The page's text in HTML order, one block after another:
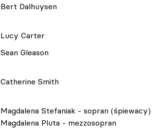
Bert Dalhuysen
Lucy Carter
Sean Gleason
Catherine Smith
Magdalena Stefaniak - sopran (śpiewacy)
Magdalena Pluta - mezzosopran